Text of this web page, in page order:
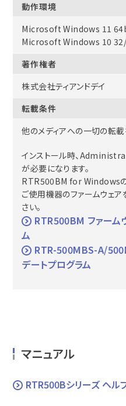
動作環境
Microsoft Windows 11
Microsoft Windows 10
著作権者
株式会社ティアンドデイ
転載条件
他のメディアへの一切の転載
インストール時、
が必要になります。
RTR500BM for Windowsの
ご使用機器のファームウェア
さい。
RTR500BM ファーム
ム
RTR-500MBS-A/
デートプログラム
マニュアル
RTR500Bシリーズ ヘル